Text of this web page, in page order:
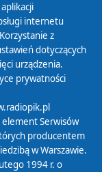
internetu
z
dotyczących
urządzenia.
prywatności
element Serwisów
producentem
w Warszawie.
1994 r. o